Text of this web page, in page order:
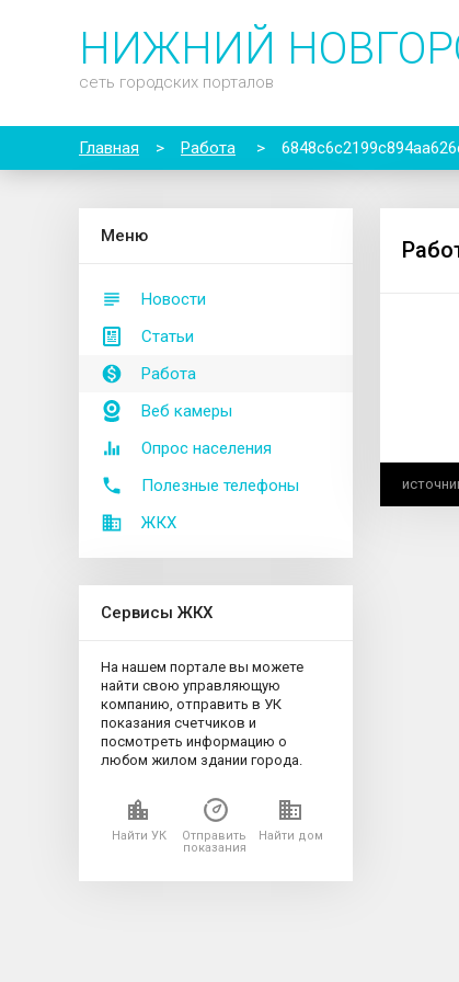
НИЖНИЙ
сеть городских порталов
Главная > Работа >
Меню
Новости
Статьи
Работа
Веб камеры
Опрос населения
Полезные телефоны
ЖКХ
Сервисы ЖКХ
На нашем портале вы можете
найти свою управляющую
компанию, отправить в УК
показания счетчиков и
посмотреть информацию о
любом жилом здании города.
Найти УК
Отправить
показания
Найти дом